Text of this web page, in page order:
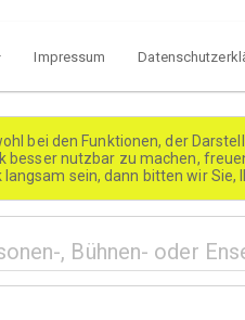
Impressum
bei den Funktionen, der
besser nutzbar zu machen,
sein, dann bitten wir